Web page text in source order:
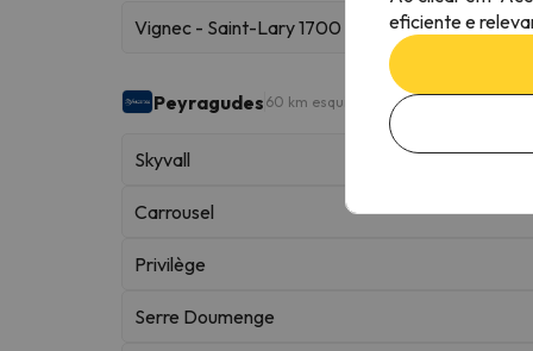
Vignec - Saint-Lary 1700
Peyragudes 60 km esquiáveis
Skyvall
Carrousel
Privilège
Serre Doumenge
eficiente e